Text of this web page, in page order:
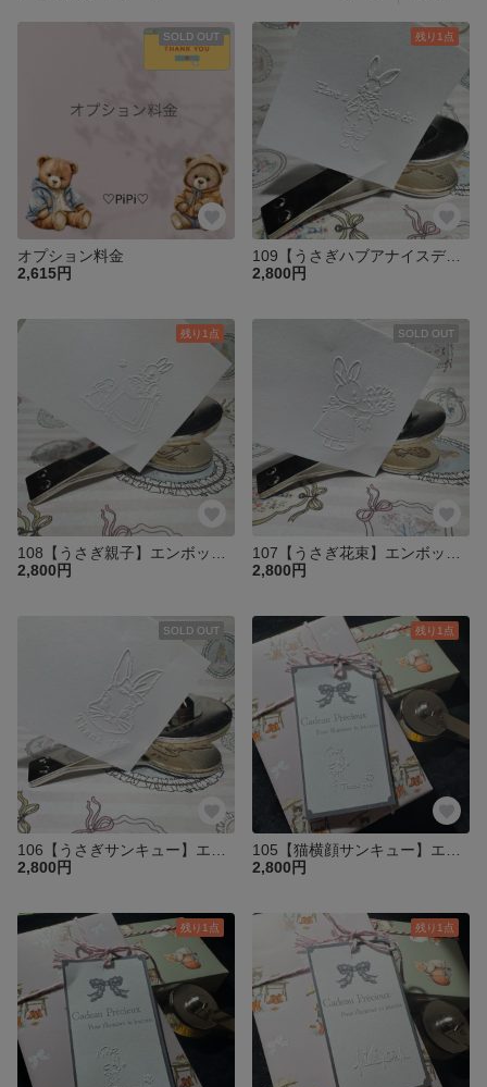
SOLD OUT
オプション料金
2,615円
残り1点
2,800円
残り1点
2,800円
SOLD OUT
2,800円
SOLD OUT
2,800円
残り1点
2,800円
残り1点 残り1点